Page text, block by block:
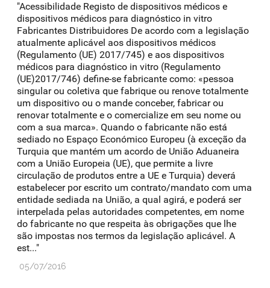
"Acessibilidade Registo de dispositivos médicos e
dispositivos médicos para diagnóstico in vitro
Fabricantes Distribuidores De acordo com a legislação
atualmente aplicável aos dispositivos médicos
(Regulamento (UE) 2017/745) e aos dispositivos
médicos para diagnóstico in vitro (Regulamento
(UE)2017/746) define-se fabricante como: «pessoa
singular ou coletiva que fabrique ou renove totalmente
um dispositivo ou o mande conceber, fabricar ou
renovar totalmente e o comercialize em seu nome ou
com a sua marca». Quando o fabricante não está
sediado no Espaço Económico Europeu (à exceção da
Turquia que mantém um acordo de União Aduaneira
com a União Europeia (UE), que permite a livre
circulação de produtos entre a UE e Turquia) deverá
estabelecer por escrito um contrato/mandato com uma
entidade sediada na União, a qual agirá, e poderá ser
interpelada pelas autoridades competentes, em nome
do fabricante no que respeita às obrigações que lhe
são impostas nos termos da legislação aplicável. A
est..."
05/07/2016